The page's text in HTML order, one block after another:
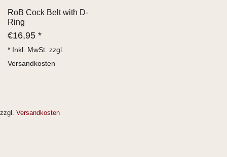
RoB Cock Belt with D-
Ring
€16,95 *
* Inkl. MwSt. zzgl.
Versandkosten
zzgl. Versandkosten